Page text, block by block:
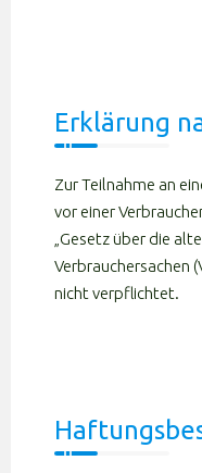
Erklärung
Zur Teilnahme an
vor einer
„Gesetz über die
Verbrauchersachen
nicht verpflichtet.